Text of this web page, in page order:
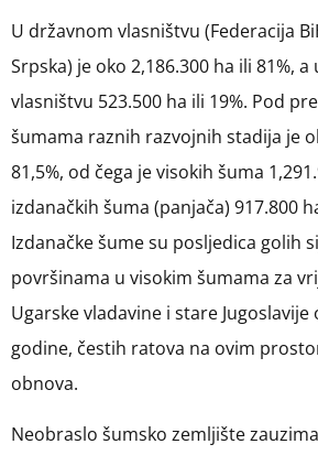
U državnom vlasništvu (Federacija
Srpska) je oko 2,186.300 ha ili 81%,
vlasništvu 523.500 ha ili 19%. Pod
šumama raznih razvojnih stadija je
81,5%, od čega je visokih šuma
izdanačkih šuma (panjača) 917.800
Izdanačke šume su posljedica golih
površinama u visokim šumama za
Ugarske vladavine i stare Jugoslavije
godine, čestih ratova na ovim
obnova.
Neobraslo šumsko zemljište